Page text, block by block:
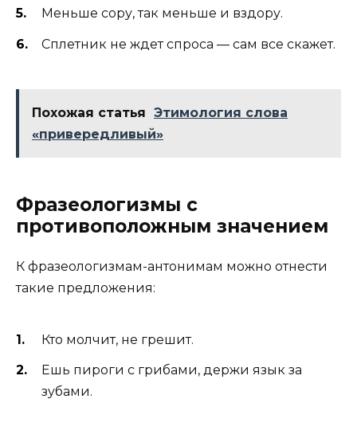
Меньше сору, так меньше и вздору.
Сплетник не ждет спроса — сам все скажет.
Похожая статья Этимология слова
«привередливый»
Фразеологизмы с
противоположным значением
К фразеологизмам-антонимам можно отнести
такие предложения:
Кто молчит, не грешит.
Ешь пироги с грибами, держи язык за
зубами.